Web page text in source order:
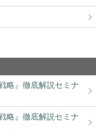
略』徹底解説セミナ
略』徹底解説セミナ